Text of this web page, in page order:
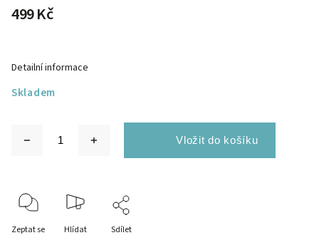
499 Kč
Skladem
Detailní informace
Zeptat se Hlídat Sdílet